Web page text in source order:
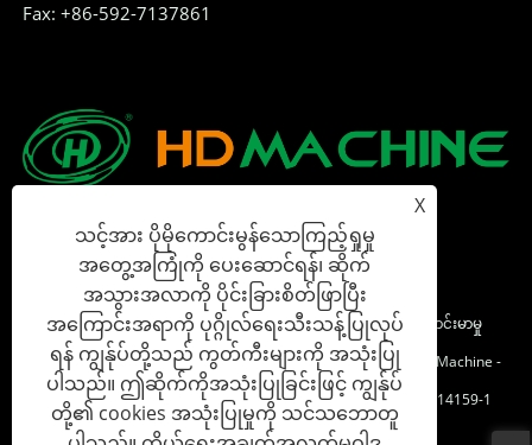
Fax: +86-592-7137861
မူပိုင်ခွင့်© 2023 Xia အမျိုးသား HD Machine Co. , Ltd - ဒီဂျစ်တယ်တင်းမာမှု
ကိရိယာ, Magic Tase Coupering Series, Automatic Label Device Machine -
All Reserved Reserved ။
မှတ်ပုံတင်နံပါတ်: Fujian ICP အမှတ် 2023014159-1
X
သင့်အား ပိုမိုကောင်းမွန်သောကြည့်ရှုမှု
အတွေ့အကြုံကို ပေးဆောင်ရန်၊ ဆိုက်
အသွားအလာကို ပိုင်းခြားစိတ်ဖြာပြီး
အကြောင်းအရာကို ပုဂ္ဂိုလ်ရေးသီးသန့်ပြုလုပ်
ရန် ကျွန်ုပ်တို့သည် ကွတ်ကီးများကို အသုံးပြု
ပါသည်။ ဤဆိုက်ကိုအသုံးပြုခြင်းဖြင့် ကျွန်ုပ်
တို့၏ cookies အသုံးပြုမှုကို သင်သဘောတူ